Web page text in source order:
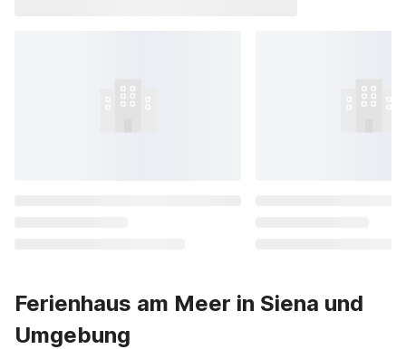
Ferienhaus am Meer in Siena und
Umgebung